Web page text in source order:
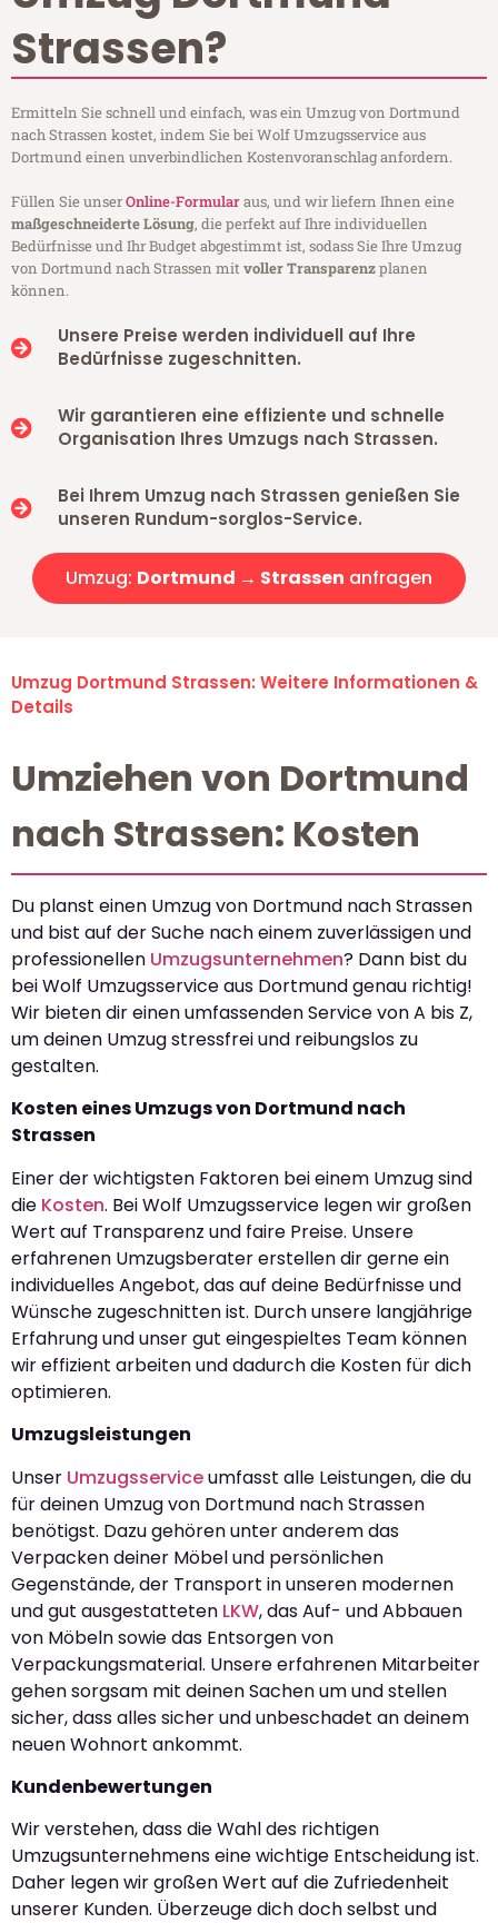
Strassen?
Ermitteln Sie schnell und einfach, was ein Umzug von Dortmund
nach Strassen kostet, indem Sie bei Wolf Umzugsservice aus
Dortmund einen unverbindlichen Kostenvoranschlag anfordern.
Füllen Sie unserOnline-Formularaus, und wir liefern Ihnen eine
maßgeschneiderte Lösung, die perfekt auf Ihre individuellen
Bedürfnisse und Ihr Budget abgestimmt ist, sodass Sie Ihre Umzug
von Dortmund nach Strassen mitvoller Transparenzplanen
können.
Unsere Preise werden individuell auf Ihre
Bedürfnisse zugeschnitten.
Wir garantieren eine effiziente und schnelle
Organisation Ihres Umzugs nach Strassen.
Bei Ihrem Umzug nach Strassen genießen Sie
unseren Rundum-sorglos-Service.
Umzug: Dortmund → Strassen anfragen
Umzug Dortmund Strassen: Weitere Informationen &
Details
Umziehen von Dortmund
nach Strassen: Kosten
Du planst einen Umzug von Dortmund nach Strassen
und bist auf der Suche nach einem zuverlässigen und
professionellen Umzugsunternehmen? Dann bist du
bei Wolf Umzugsservice aus Dortmund genau richtig!
Wir bieten dir einen umfassenden Service von A bis Z,
um deinen Umzug stressfrei und reibungslos zu
gestalten.
Kosten eines Umzugs von Dortmund nach
Strassen
Einer der wichtigsten Faktoren bei einem Umzug sind
die Kosten. Bei Wolf Umzugsservice legen wir großen
Wert auf Transparenz und faire Preise. Unsere
erfahrenen Umzugsberater erstellen dir gerne ein
individuelles Angebot, das auf deine Bedürfnisse und
Wünsche zugeschnitten ist. Durch unsere langjährige
Erfahrung und unser gut eingespieltes Team können
wir effizient arbeiten und dadurch die Kosten für dich
optimieren.
Umzugsleistungen
Unser Umzugsserviceumfasst alle Leistungen, die du
für deinen Umzug von Dortmund nach Strassen
benötigst. Dazu gehören unter anderem das
Verpacken deiner Möbel und persönlichen
Gegenstände, der Transport in unseren modernen
und gut ausgestatteten LKW, das Auf- und Abbauen
von Möbeln sowie das Entsorgen von
Verpackungsmaterial. Unsere erfahrenen Mitarbeiter
gehen sorgsam mit deinen Sachen um und stellen
sicher, dass alles sicher und unbeschadet an deinem
neuen Wohnort ankommt.
Kundenbewertungen
Wir verstehen, dass die Wahl des richtigen
Umzugsunternehmens eine wichtige Entscheidung ist.
Daher legen wir großen Wert auf die Zufriedenheit
unserer Kunden. Überzeuge dich doch selbst und